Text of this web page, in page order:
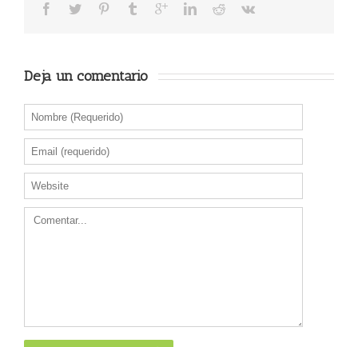
Deja un comentario